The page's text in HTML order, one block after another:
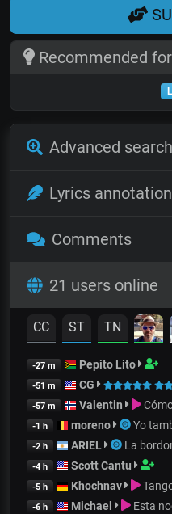
Recommended
Advanced search
Lyrics
Comments
21 users online
CC ST TN
-27 m Pepito Lito
-51 m CG
-57 m Valentin
-1 h moreno Yo
-2 h ARIEL La
-4 h Scott Cantu
-5 h Khochnav
-6 h Michael Esta